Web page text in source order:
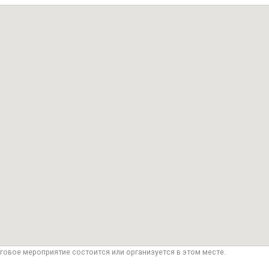
мероприятие состоится или организуется в этом месте.